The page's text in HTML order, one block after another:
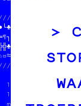
100%
100% légal
mieux
-R
M=  R£M
100%
100% légal
que sur NS